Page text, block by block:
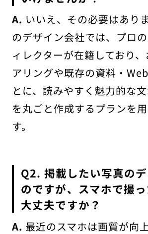
A. いいえ、その必要はあり
のデザイン会社では、プロ
ィレクターが在籍しており
アリングや既存の資料・
とに、読みやすく魅力的な文
を丸ごと作成するプランを
す。
Q2. 掲載したい写真の
のですが、スマホで撮
大丈夫ですか？
A. 最近のスマホは画質が向